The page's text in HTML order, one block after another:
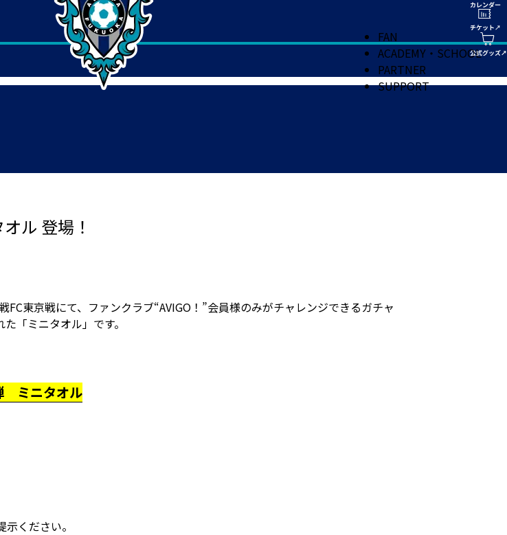
FAN
ACADEMY・SCHOOL
PARTNER
SUPPORT
ル 登場！
東京戦にて、ファンクラブ“AVIGO！”会員様のみがチャレンジできるガチャ
「ミニタオル」です。
ミニタオル
ください。